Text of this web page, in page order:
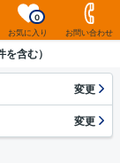
お気に入り
0
お問い合わせ
含む）
変更
変更